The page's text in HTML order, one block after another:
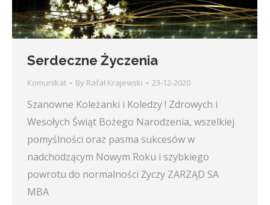
Serdeczne Życzenia
Komunikat By Rafał Krajewski 23-12-2020
Szanowne Koleżanki i Koledzy ! Zdrowych i
Wesołych Świąt Bożego Narodzenia, wszelkiej
pomyślności oraz pasma sukcesów w
nadchodzącym Nowym Roku i szybkiego
powrotu do normalności Życzy ZARZĄD SA
MBA